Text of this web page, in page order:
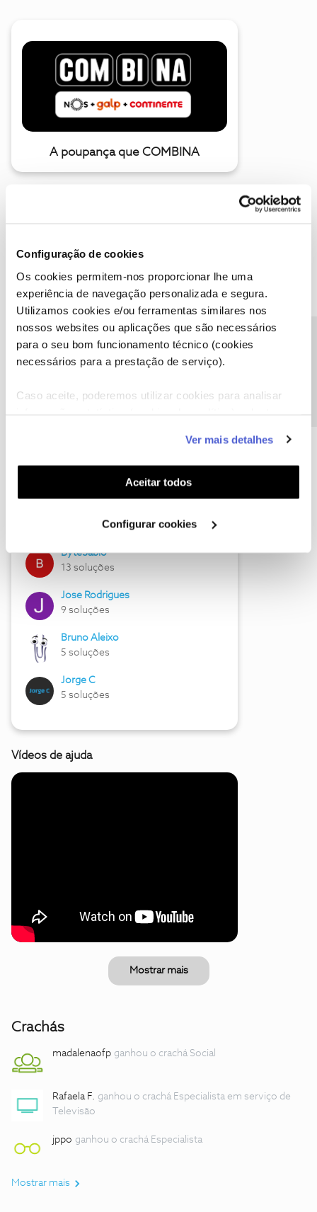
Configuração de cookies
Os cookies permitem-nos proporcionar lhe uma
experiência de navegação personalizada e segura.
Utilizamos cookies e/ou ferramentas similares nos
nossos websites ou aplicações que são necessários
para o seu bom funcionamento técnico (cookies
necessários para a prestação de serviço).
Caso aceite, poderemos utilizar cookies para analisar
funcionalidades (cookies de personalização e
funcionalidade) e adaptar anúncios aos seus interesses
(cookies de publicidade personalizada). Pode gerir a
utilização dos cookies clicando em "Configurar
Ver mais detalhes
Aceitar todos
Configurar cookies
A poupança que COMBINA
Descubra as novidades de julho
Hall of Fame de julho
17 soluções
ByteSábio
13 soluções
Jose Rodrigues
9 soluções
Bruno Aleixo
5 soluções
Jorge C
5 soluções
Vídeos de ajuda
Mostrar mais
Crachás
madalenaofp ganhou o crachá Social
Rafaela F. ganhou o crachá Especialista em serviço de
Televisão
jppo ganhou o crachá Especialista
Mostrar mais